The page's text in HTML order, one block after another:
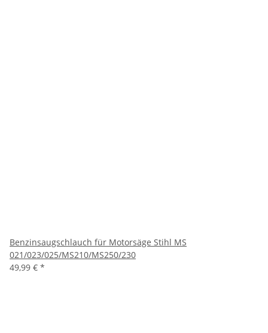
Benzinsaugschlauch für Motorsäge Stihl MS
021/023/025/MS210/MS250/230
49,99 € *